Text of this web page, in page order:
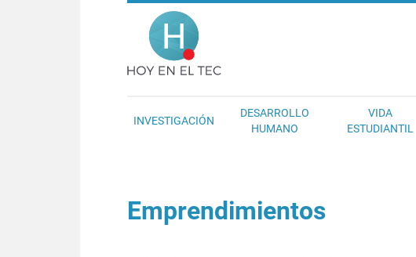
Pasar al contenido principal
INVESTIGACIÓN
DESARROLLO
HUMANO
VIDA
ESTUDIANTIL
Emprendimientos